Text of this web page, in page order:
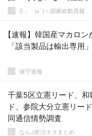
日10時から東京地裁で
/)；｀ω´)＜国家総動員報
【速報】韓国産マカロ
「該当製品は輸出専用」
保守速報
千葉5区立憲リード、和
ド、参院大分立憲リ
同通信情勢調査
なんJ政治ネタまとめ